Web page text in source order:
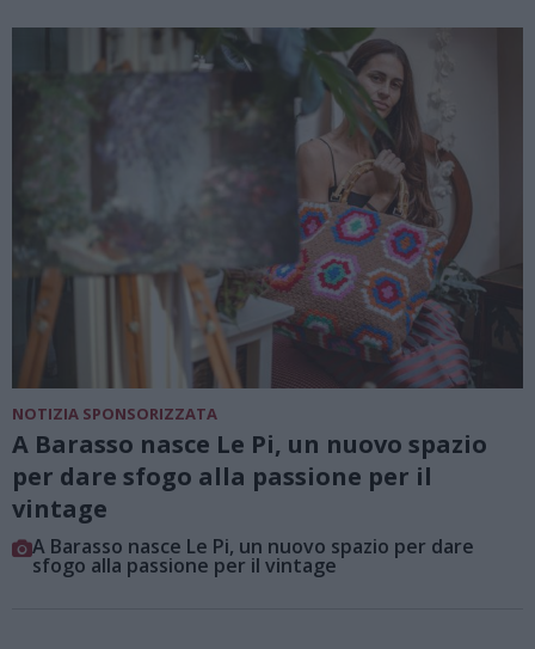
NOTIZIA SPONSORIZZATA
A Barasso nasce Le Pi, un nuovo spazio
per dare sfogo alla passione per il
vintage
A Barasso nasce Le Pi, un nuovo spazio per dare
sfogo alla passione per il vintage